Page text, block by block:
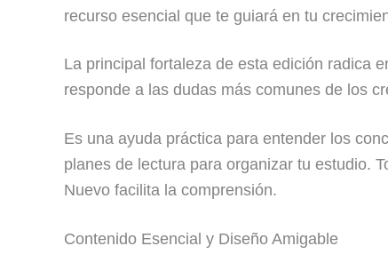
recurso esencial que te guiará en tu
La principal fortaleza de esta edición radica
responde a las dudas más comunes de los
Es una ayuda práctica para entender los
planes de lectura para organizar tu estudio.
Nuevo facilita la comprensión.
Contenido Esencial y Diseño Amigable